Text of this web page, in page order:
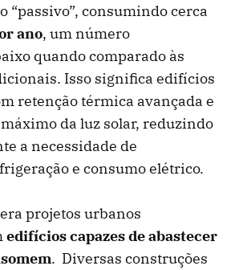
“passivo”, consumindo cerca
ano, um número
quando comparado às
Isso significa edifícios
retenção térmica avançada e
da luz solar, reduzindo
a necessidade de
e consumo elétrico.
projetos urbanos
edifícios capazes de abastecer
. Diversas construções